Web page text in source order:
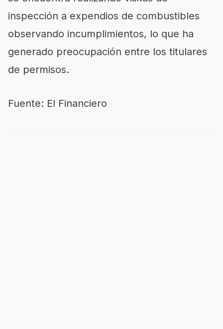
inspección a expendios de combustibles
observando incumplimientos, lo que ha
generado preocupación entre los titulares
de permisos.
Fuente: El Financiero